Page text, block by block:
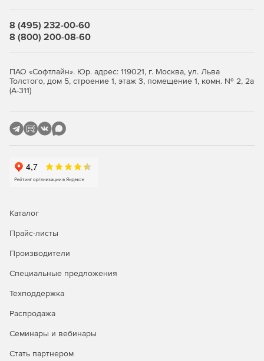
PL / SQL.
развертывания для просмотра и выполнения в среде
IDE.
отдельные изменения.
Развертывание изменений из любой версии в
Автоматизация развертывания с помощью командной
Простое управление версиями для кода базы данных
Средство просмотра различий для проверки каждого
8 (495) 232-00-60
8 (800) 200-08-60
ПАО «Софтлайн». Юр. адрес: 119021, г. Москва, ул. Льва
Толстого, дом 5, строение 1, этаж 3, помещение 1, комн. № 2, 2а
(А-311)
Каталог
Прайс-листы
Производители
Специальные предложения
Техподдержка
Распродажа
Семинары и вебинары
Стать партнером